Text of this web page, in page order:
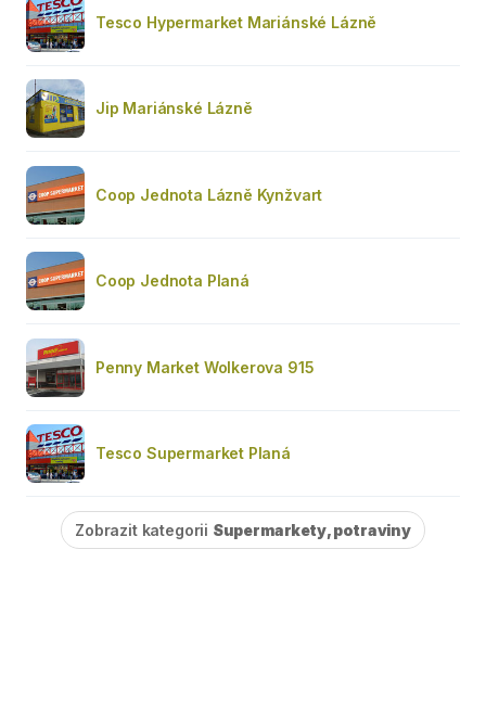
Tesco Hypermarket Mariánské Lázně
Jip Mariánské Lázně
Coop Jednota Lázně Kynžvart
Coop Jednota Planá
Penny Market Wolkerova 915
Tesco Supermarket Planá
Zobrazit kategorii Supermarkety, potraviny